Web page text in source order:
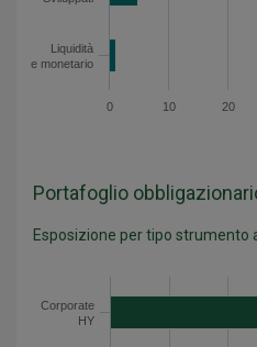
Liquidità
e monetario
0 10 20
Portafoglio
Esposizione per tipo strumento
Corporate HY
Corporate IG
Corporate
HY